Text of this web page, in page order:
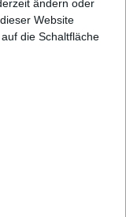
ändern oder
Website
die Schaltfläche